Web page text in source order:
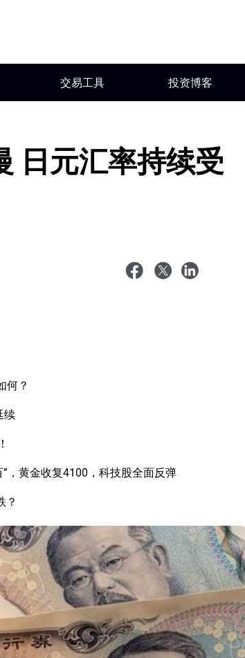
交易工具 投资博客
日元汇率持续受
何？
续
，黄金收复4100，科技股全面反弹
？